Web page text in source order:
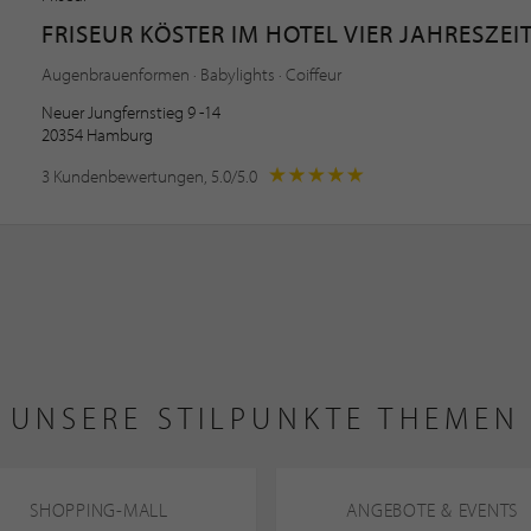
FRISEUR KÖSTER IM HOTEL VIER
Augenbrauenformen · Babylights · Coiffeur
Neuer Jungfernstieg 9 -14
20354 Hamburg
3 Kundenbewertungen, 5.0/5.0
UNSERE STILPUNKTE THEMEN
SHOPPING-MALL ANGEBOTE & EVENTS